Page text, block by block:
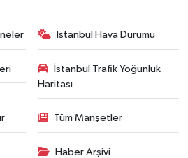
İstanbul Hava Durumu
İstanbul Trafik Yoğunluk
Haritası
Tüm Manşetler
Haber Arşivi